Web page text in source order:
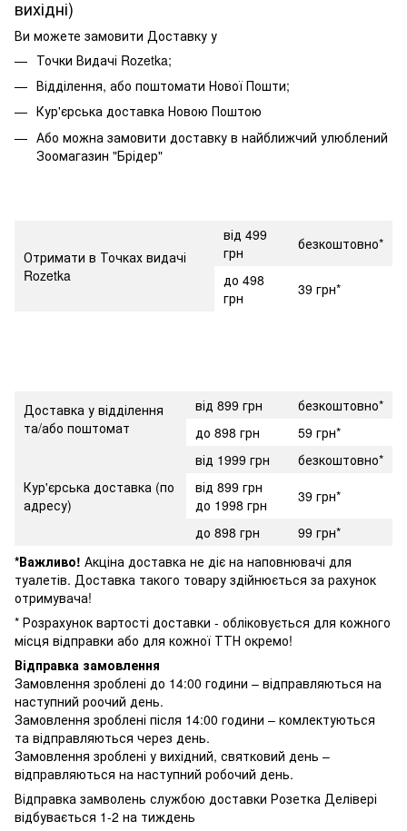
вихідні)
Ви можете замовити Доставку у
Точки Видачі Rozetka;
Відділення, або поштомати Нової Пошти;
Кур'єрська доставка Новою Поштою
Або можна замовити доставку в найближчий улюблений
Зоомагазин "Брідер"
Отримати в Точках видачі
Rozetka
від 499
грн
безкоштовно*
до 498
грн
39 грн*
Доставка у відділення
та/або поштомат
від 899 грн
безкоштовно*
до 898 грн
59 грн*
Кур'єрська доставка (по
адресу)
від 1999 грн
безкоштовно*
від 899 грн
до 1998 грн
39 грн*
до 898 грн
99 грн*
*Важливо! Акціна доставка не діє на наповнювачі для
туалетів. Доставка такого товару здійнюється за рахунок
отримувача!
* Розрахунок вартості доставки - обліковується для кожного
місця відправки або для кожної ТТН окремо!
Відправка замовлення
Замовлення зроблені до 14:00 години – відправляються на
наступний роочий день.
Замовлення зроблені після 14:00 години – комлектуються
та відправляються через день.
Замовлення зроблені у вихідний, святковий день –
відправляються на наступний робочий день.
Відправка замволень службою доставки Розетка Делівері
відбувається 1-2 на тиждень